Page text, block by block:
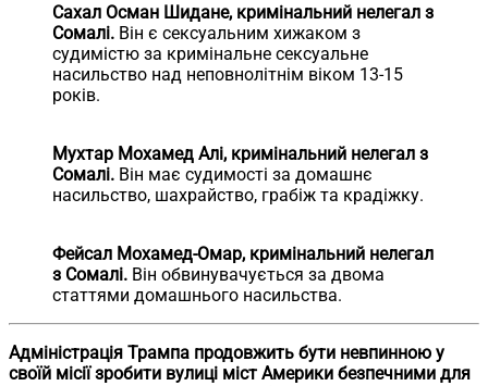
Сахал Осман Шидане, кримінальний нелегал з
Сомалі. Він є сексуальним хижаком з
судимістю за кримінальне сексуальне
насильство над неповнолітнім віком 13-15
років.
Мухтар Мохамед Алі, кримінальний нелегал з
Сомалі. Він має судимості за домашнє
насильство, шахрайство, грабіж та крадіжку.
Фейсал Мохамед-Омар, кримінальний нелегал
з Сомалі. Він обвинувачується за двома
статтями домашнього насильства.
Адміністрація Трампа продовжить бути невпинною у
своїй місії зробити вулиці міст Америки безпечними для